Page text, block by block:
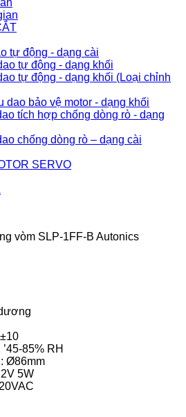
tự động - dạng cài
tự động - dạng khối
tự động - dạng khối (Loại chỉnh
dao bảo vệ motor - dạng khối
tích hợp chống dòng rò - dạng
chống dòng rò – dạng cài
SERVO
vòm SLP-1FF-B Autonics
85% RH
Ø86mm
5W